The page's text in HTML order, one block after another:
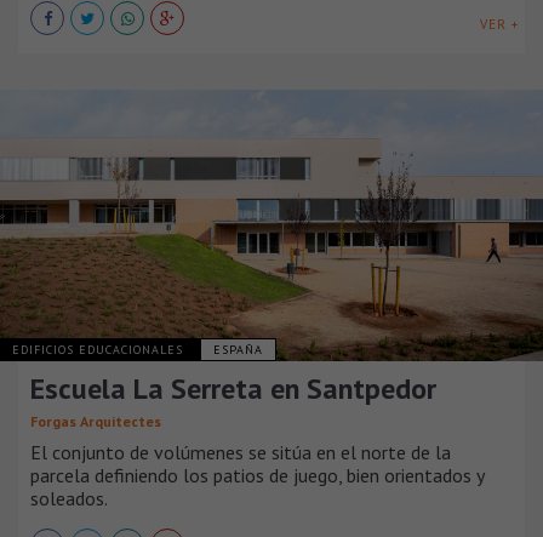
VER +
EDIFICIOS EDUCACIONALES ESPAÑA
Escuela La Serreta en Santpedor
Forgas Arquitectes
El conjunto de volúmenes se sitúa en el norte de la
parcela definiendo los patios de juego, bien orientados y
soleados.